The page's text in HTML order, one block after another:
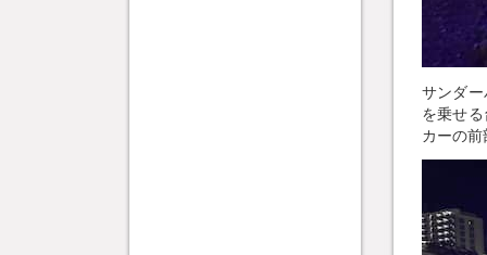
サンダ
を乗せ
カーの